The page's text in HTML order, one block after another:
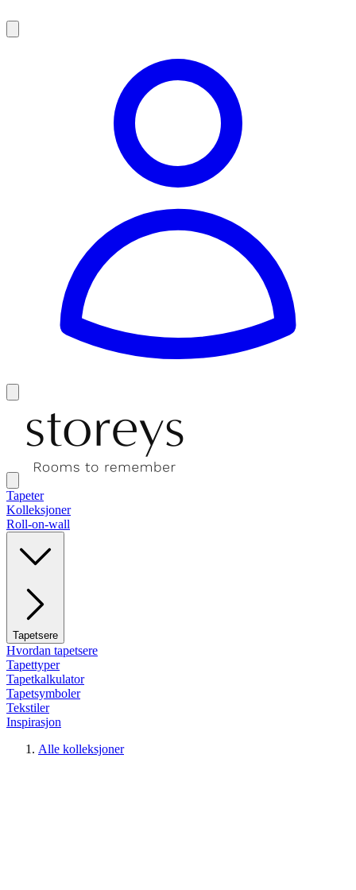
Tapeter
Kolleksjoner
Roll-on-wall
Tapetsere
Hvordan tapetsere
Tapettyper
Tapetkalkulator
Tapetsymboler
Tekstiler
Inspirasjon
Alle kolleksjoner